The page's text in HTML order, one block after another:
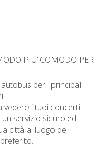
PIU’ COMODO PER
per i principali
vedere i tuoi concerti
servizio sicuro ed
città al luogo del